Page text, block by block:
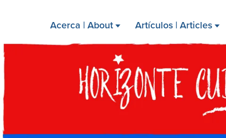
Cuba
Capacity
Building
Project
Acerca | About Artículos | Articles
Cuban
Horizon